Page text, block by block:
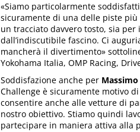
«Siamo particolarmente
sicuramente di una delle piste
un tracciato davvero tosto, sia
dall’indiscutibile fascino. Ci
mancherà il divertimento»
Yokohama Italia, OMP Racing,
Soddisfazione anche per
Challenge è sicuramente motivo
consentire anche alle vetture di
nostro obiettivo. Stiamo quindi
partecipare in maniera attiva alla